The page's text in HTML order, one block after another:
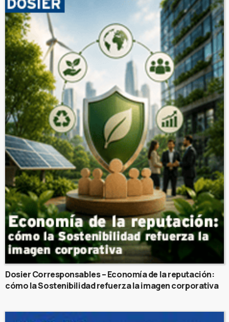
Dosier Corresponsables – Economía de la reputación:
cómo la Sostenibilidad refuerza la imagen corporativa